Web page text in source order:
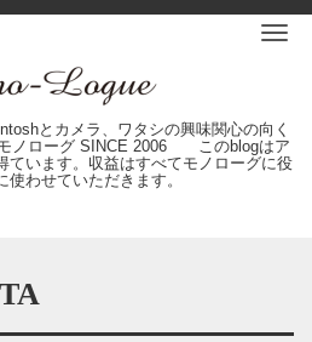
とカメラ、ワタシの興味関心の向く
モノローグ SINCE 2006 このblogはア
ています。収益はすべてモノローグに役
使わせていただきます。